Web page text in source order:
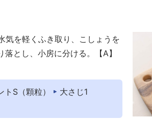
気を軽くふき取り、こしょうを
とし、小房に分ける。【A】
トS（顆粒）
大さじ1